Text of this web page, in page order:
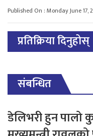
Published On : Monday June 17,
प्रतिक्रिया दिनुहोस्
संबन्धित
डेलिभरी हुन पालो